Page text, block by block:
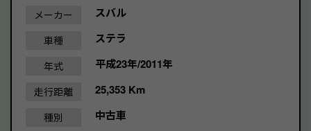
メーカー スバル
車種 ステラ
年式 平成23年/2011年
走行距離 25,353 Km
種別 中古車